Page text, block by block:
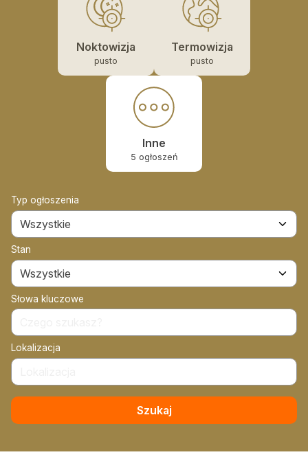
Mediakits (PDF)
Ogłoszenia drobne
Przeglądaj ogłoszenia
Zamów ogłoszenie on-line
Zamów ogłoszenie do druku
Noktowizja
pusto
Termowizja
pusto
Inne
5 ogłoszeń
Typ ogłoszenia
Stan
Słowa kluczowe
Lokalizacja
Szukaj